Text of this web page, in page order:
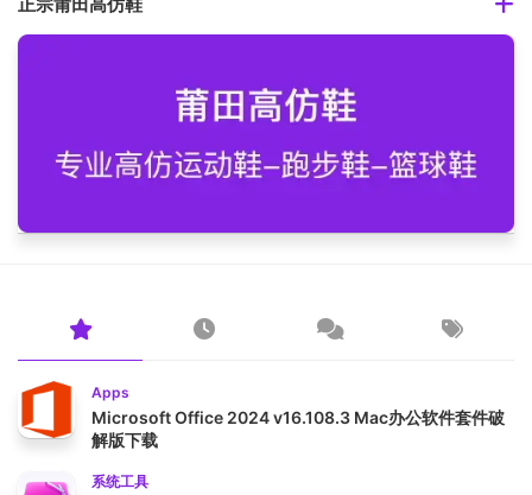
Apps
Microsoft Office 2024 v16.108.3 Mac办公软件套件破
解版下载
系统工具